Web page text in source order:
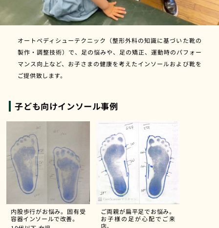
オートペディシューテクニック（整形外科の知識に基づいた靴の
製作・調整技術）で、足の悩みや、足の矯正、運動時のパフォー
マンス向上など、お子さまの健康を考えたインソールおよび靴を
ご提供致します。
子ども向けインソール事例
内股歩行がお悩み。固有受
容器インソールで改善。
ご両親が扁平足でお悩み。
お子様の足が心配でご来
店。